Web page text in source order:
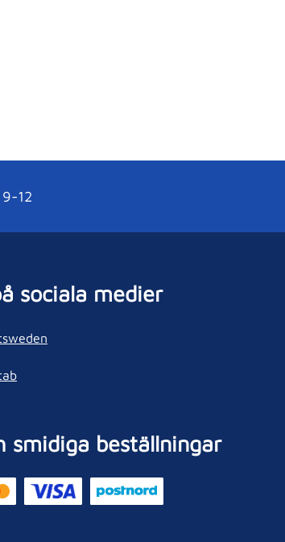
12
sociala medier
smidiga beställningar